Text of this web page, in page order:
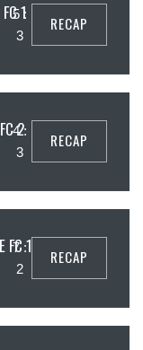
1
5 :
3
RECAP
2
4 :
3
RECAP
FC 1
7 :
2
RECAP